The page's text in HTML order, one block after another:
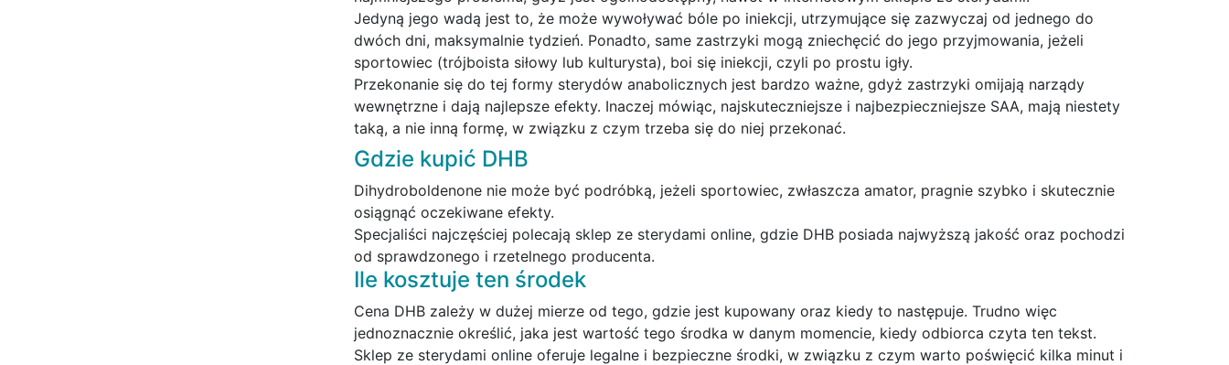
Jedyną jego wadą jest to, że może wywoływać bóle po iniekcji, utrzymujące się zazwyczaj od jednego do
dwóch dni, maksymalnie tydzień. Ponadto, same zastrzyki mogą zniechęcić do jego przyjmowania, jeżeli
sportowiec (trójboista siłowy lub kulturysta), boi się iniekcji, czyli po prostu igły.
Przekonanie się do tej formy sterydów anabolicznych jest bardzo ważne, gdyż zastrzyki omijają narządy
wewnętrzne i dają najlepsze efekty. Inaczej mówiąc, najskuteczniejsze i najbezpieczniejsze SAA, mają niestety
taką, a nie inną formę, w związku z czym trzeba się do niej przekonać.
Gdzie kupić DHB
Dihydroboldenone nie może być podróbką, jeżeli sportowiec, zwłaszcza amator, pragnie szybko i skutecznie
osiągnąć oczekiwane efekty.
Specjaliści najczęściej polecają sklep ze sterydami online, gdzie DHB posiada najwyższą jakość oraz pochodzi
od sprawdzonego i rzetelnego producenta.
Ile kosztuje ten środek
Cena DHB zależy w dużej mierze od tego, gdzie jest kupowany oraz kiedy to następuje. Trudno więc
jednoznacznie określić, jaka jest wartość tego środka w danym momencie, kiedy odbiorca czyta ten tekst.
Sklep ze sterydami online oferuje legalne i bezpieczne środki, w związku z czym warto poświęcić kilka minut i